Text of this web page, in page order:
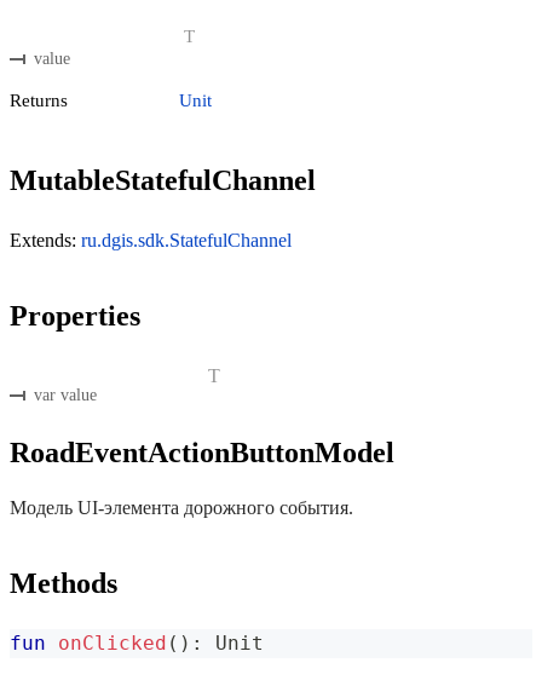
value
T
Returns Unit
MutableStatefulChannel
Extends: ru.dgis.sdk.StatefulChannel
Properties
var value
T
RoadEventActionButtonModel
Модель UI-элемента дорожного события.
Methods
fun onClicked ( ) : Unit